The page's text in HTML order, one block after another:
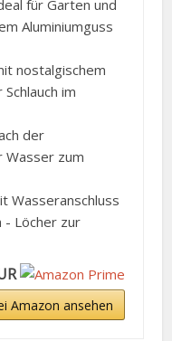
für Garten und
Aluminiumguss
nostalgischem
im
der
zum
Wasseranschluss
- Löcher zur
Amazon ansehen